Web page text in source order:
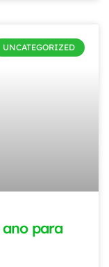
UNCATEGORIZED
para